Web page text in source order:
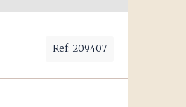
Ref: 209407